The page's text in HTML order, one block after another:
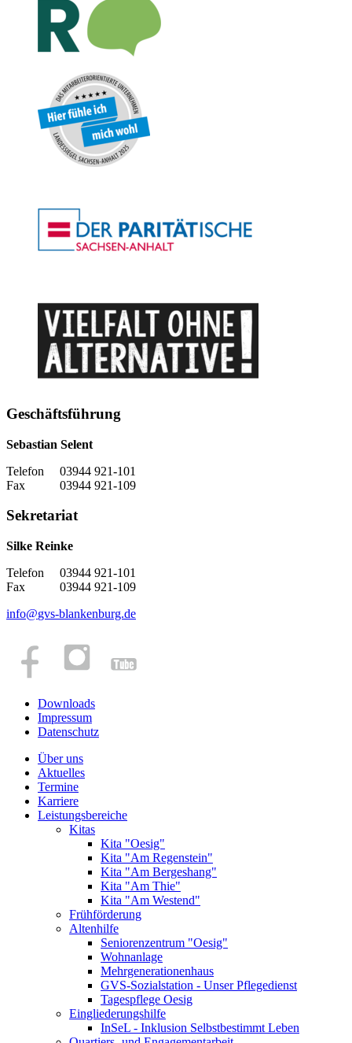
Geschäftsführung
Sebastian Selent
Telefon 03944 921-101
Fax 03944 921-109
Sekretariat
Silke Reinke
Telefon 03944 921-101
Fax 03944 921-109
info@gvs-blankenburg.de
Downloads
Impressum
Datenschutz
Über uns
Aktuelles
Termine
Karriere
Leistungsbereiche
Kitas
Kita "Oesig"
Kita "Am Regenstein"
Kita "Am Bergeshang"
Kita "Am Thie"
Kita "Am Westend"
Frühförderung
Altenhilfe
Seniorenzentrum "Oesig"
Wohnanlage
Mehrgenerationenhaus
GVS-Sozialstation - Unser Pflegedienst
Tagespflege Oesig
Eingliederungshilfe
InSeL - Inklusion Selbstbestimmt Leben